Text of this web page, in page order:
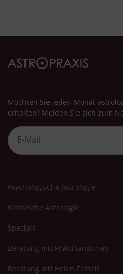
Möchten Sie jeden Monat
erhalten? Melden Sie sich zum
Psychologische Astrologie
Klassische Astrologie
Specials
Beratung mit PraktikantInnen
Beratung mit Helen Fritsch